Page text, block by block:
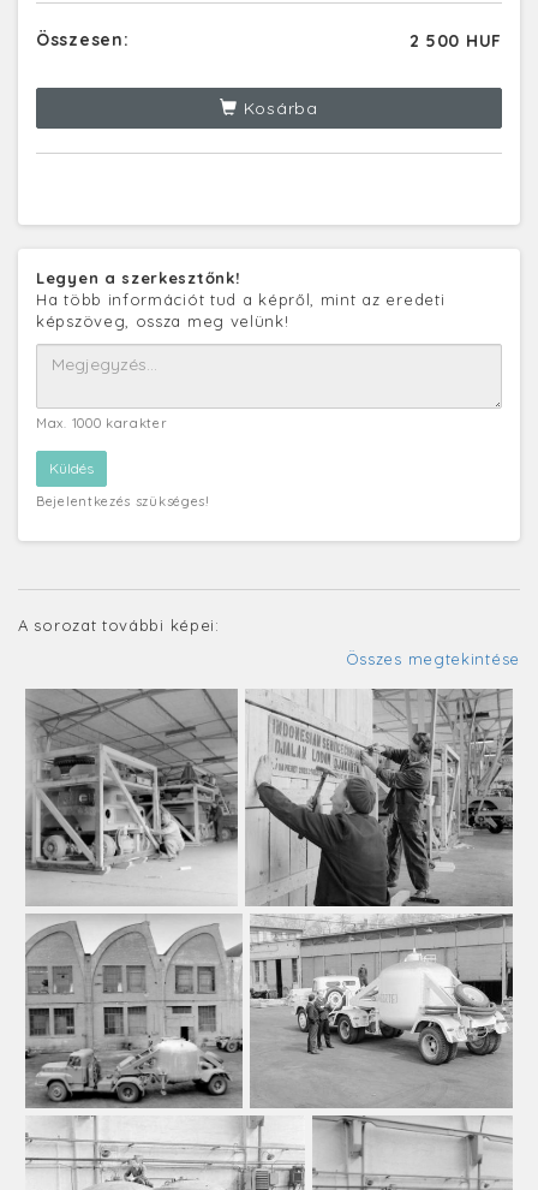
Összesen: 2 500 HUF
Kosárba
Legyen a szerkesztőnk!
Ha több információt tud a képről, mint az eredeti
képszöveg, ossza meg velünk!
Max. 1000 karakter
Bejelentkezés szükséges!
A sorozat további képei:
Összes megtekintése